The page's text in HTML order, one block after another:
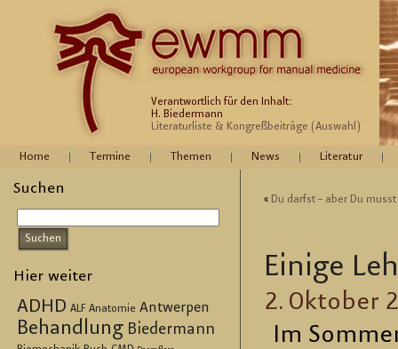
Verantwortlich für den Inhalt:
H. Biedermann
Literaturliste & Kongreßbeiträge (Auswahl)
Home Termine Themen News Literatur
Suchen
Hier weiter
ADHD ALF Anatomie Antwerpen
Behandlung Biedermann
« Du darfst – aber Du
Ei­ni­ge
2. Ok­to­ber
Im